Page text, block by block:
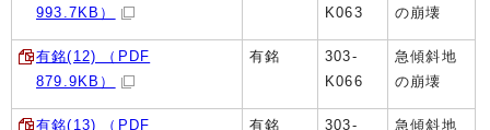
993.7KB）
K063
の崩壊
有銘(12) （PDF
879.9KB）
有銘
303-
K066
急傾斜地
の崩壊
有銘(13) （PDF
有銘
303-
急傾斜地